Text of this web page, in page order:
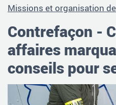
Missions et organisation
Contrefaçon -
affaires
conseils pour